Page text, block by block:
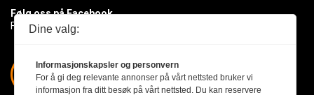
Følg oss på Facebook
Få med deg det siste innen byggebransjen
Dine valg:
Informasjonskapsler og personvern
For å gi deg relevante annonser på vårt nettsted bruker vi
informasjon fra ditt besøk på vårt nettsted. Du kan reservere